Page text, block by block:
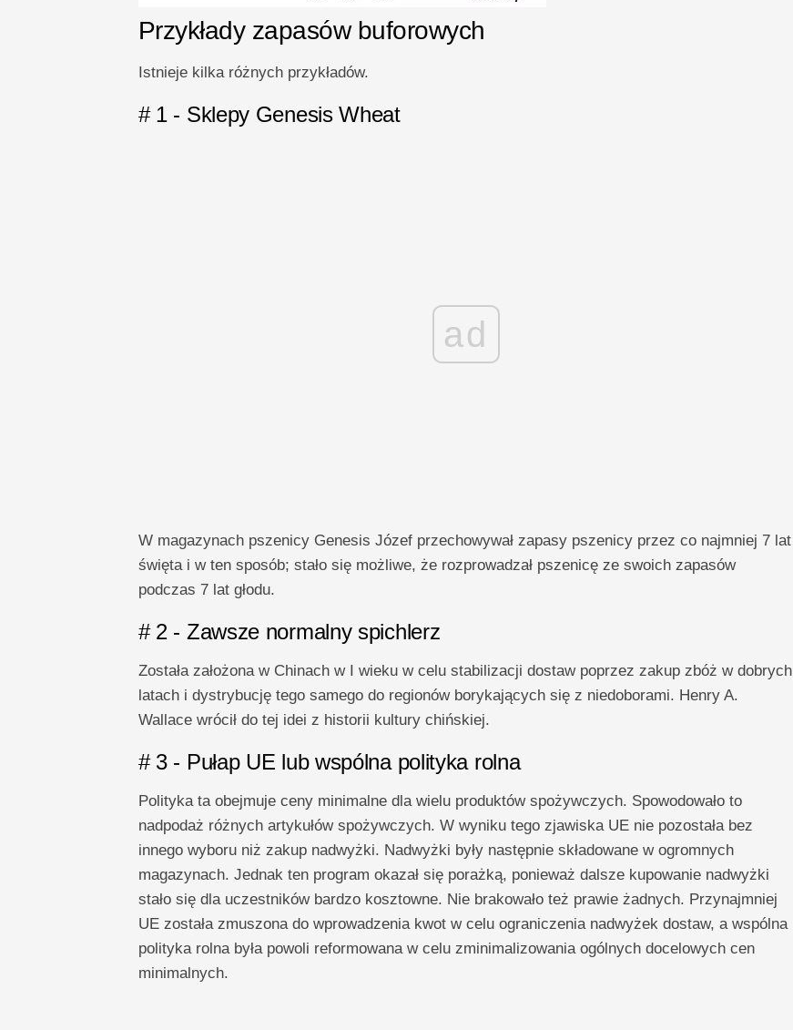
Przykłady zapasów buforowych
Istnieje kilka różnych przykładów.
# 1 - Sklepy Genesis Wheat
ad
W magazynach pszenicy Genesis Józef przechowywał zapasy pszenicy przez co najmniej 7 lat
święta i w ten sposób; stało się możliwe, że rozprowadzał pszenicę ze swoich zapasów
podczas 7 lat głodu.
# 2 - Zawsze normalny spichlerz
Została założona w Chinach w I wieku w celu stabilizacji dostaw poprzez zakup zbóż w dobrych
latach i dystrybucję tego samego do regionów borykających się z niedoborami. Henry A.
Wallace wrócił do tej idei z historii kultury chińskiej.
# 3 - Pułap UE lub wspólna polityka rolna
Polityka ta obejmuje ceny minimalne dla wielu produktów spożywczych. Spowodowało to
nadpodaż różnych artykułów spożywczych. W wyniku tego zjawiska UE nie pozostała bez
innego wyboru niż zakup nadwyżki. Nadwyżki były następnie składowane w ogromnych
magazynach. Jednak ten program okazał się porażką, ponieważ dalsze kupowanie nadwyżki
stało się dla uczestników bardzo kosztowne. Nie brakowało też prawie żadnych. Przynajmniej
UE została zmuszona do wprowadzenia kwot w celu ograniczenia nadwyżek dostaw, a wspólna
polityka rolna była powoli reformowana w celu zminimalizowania ogólnych docelowych cen
minimalnych.